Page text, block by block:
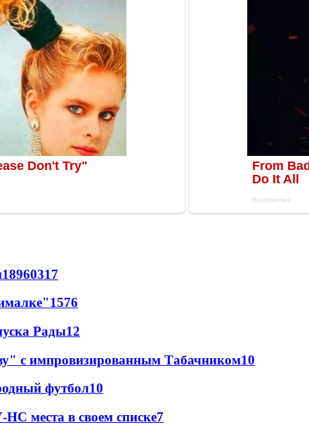
18960317
1576
Рады12
с импровизированным Табачником10
футбол10
места в своем списке7